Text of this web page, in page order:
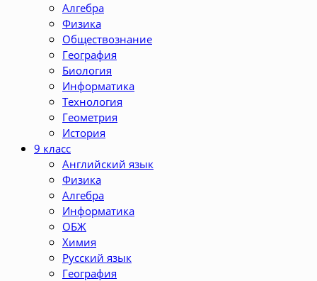
Алгебра
Физика
Обществознание
География
Биология
Информатика
Технология
Геометрия
История
9 класс
Английский язык
Физика
Алгебра
Информатика
ОБЖ
Химия
Русский язык
География